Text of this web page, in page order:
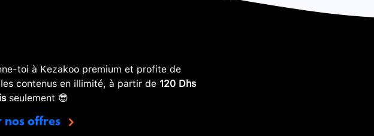
toi à Kezakoo premium et profite de
contenus en illimité, à partir de 120 Dhs
seulement 😎
nos offres